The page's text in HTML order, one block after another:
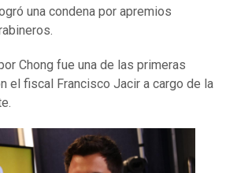
una condena por apremios
Chong fue una de las primeras
el fiscal Francisco Jacir a cargo de la